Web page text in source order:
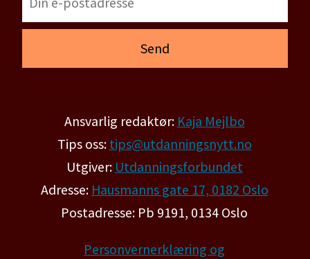
Ansvarlig redaktør: Kaja Mejlbo
Tips oss: tips@utdanningsnytt.no
Utgiver: Utdanningsforbundet
Adresse: Hausmanns gate 17, 0182 Oslo
Postadresse: Pb 9191, 0134 Oslo
Personvernerklæring og